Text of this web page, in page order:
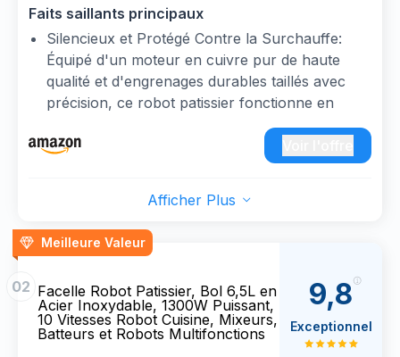
Cuisine, Mixeurs, Batteurs et Robots
Multifonctions
Faits saillants principaux
Silencieux et Protégé Contre la Surchauffe:
Équipé d'un moteur en cuivre pur de haute
qualité et d'engrenages durables taillés avec
précision, ce robot patissier fonctionne en
douceur et en toute sécurité, avec un niveau
sonore inférieur à 75 dB. Son design robuste
minimise le bruit tout en empêchant le
performances durables. De plus, la protection
contre la surchauffe prolonge la durée de vie
de votre robot patissier
patissier est plus fin et plus léger tout en
assurant un mélange parfait. Grâce à ses pieds
à ventouse, il reste solidement fixé sur des
Afficher Plus
Meilleure Valeur
02 Facelle Robot Patissier, Bol 6,5L en
Acier Inoxydable, 1300W Puissant,
10 Vitesses Robot Cuisine, Mixeurs,
Batteurs et Robots Multifonctions
9,8
Exceptionnel